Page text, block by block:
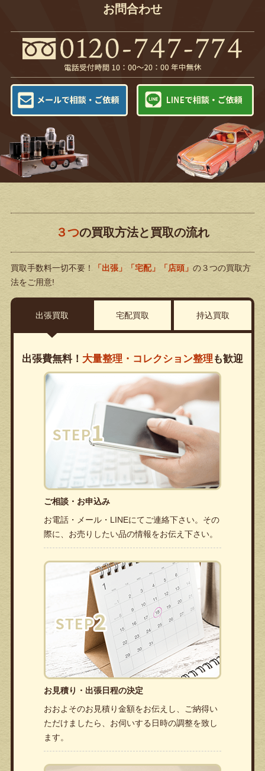
お問合わせ
３つの買取方法と買取の流れ
買取手数料一切不要！ 「出張」「宅配」「店頭」 の３つの買取方
法をご用意!
出張買取 宅配買取 持込買取
出張費無料！ 大量整理・コレクション整理 も歓迎
ご相談・お申込み
お電話・メール・LINEにてご連絡下さい。その
際に、お売りしたい品の情報をお伝え下さい。
お見積り・出張日程の決定
おおよそのお見積り金額をお伝えし、ご納得い
ただけましたら、お伺いする日時の調整を致し
ます。